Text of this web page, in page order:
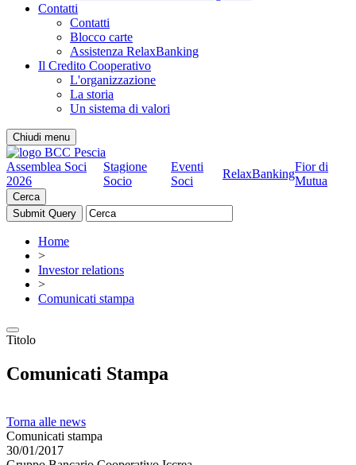
Contatti
Contatti
Blocco carte
Assistenza RelaxBanking
Il Credito Cooperativo
L'organizzazione
La storia
Un sistema di valori
Chiudi menu
Assemblea Soci
2026
Stagione
Socio
Eventi
Soci
RelaxBanking
Fior di
Mutua
Cerca
Home
>
Investor relations
>
Comunicati stampa
Titolo
Comunicati Stampa
Torna alle news
Comunicati stampa
30/01/2017